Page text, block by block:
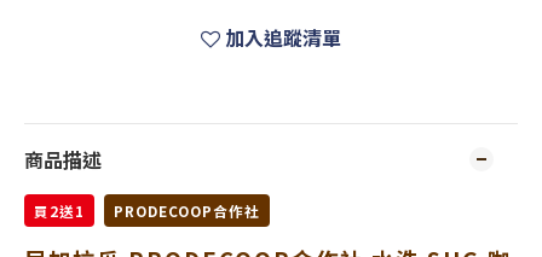
加入追蹤清單
商品描述
買2送1 PRODECOOP合作社